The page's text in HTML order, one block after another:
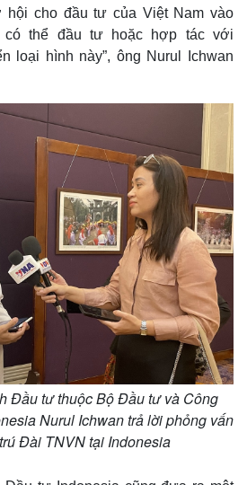
cho đầu tư của Việt Nam vào
có thể đầu tư hoặc hợp tác với
loại hình này”, ông Nurul Ichwan
Đầu tư thuộc Bộ Đầu tư và Công
Nurul Ichwan trả lời phỏng vấn
Đài TNVN tại Indonesia